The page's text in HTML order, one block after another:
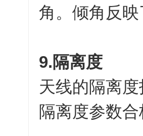
角。倾角反
9.隔离度
天线的隔离
隔离度参数